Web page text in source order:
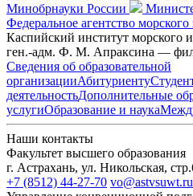
Минобрнауки России
Федеральное агентство
Каспийский институт морского
ген.-адм. Ф. М. Апраксина —
Сведения об образовательной
организацииАбитуриенту
деятельностьДополнительные
услугиОбразование и наука
Наши контакты
Факультет высшего образования
г. Астрахань, ул. Никольская,
+7 (8512) 44-27-70 vo@astvsuwt.ru